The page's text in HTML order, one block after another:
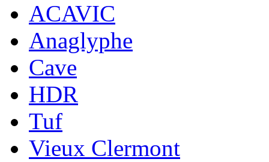
ACAVIC
Anaglyphe
Cave
HDR
Tuf
Vieux Clermont